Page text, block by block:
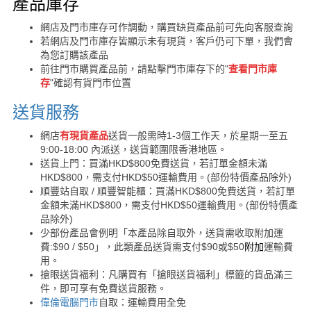
產品庫存
網店及門市庫存可作調動，購買缺貨產品前可先向客服查詢
若網店及門市庫存皆顯示未有現貨，客戶仍可下單，我們會
為您訂購該產品
前往門市購買產品前，請點擊門市庫存下的"查看門市庫
存"確認有貨門市位置
送貨服務
網店有現貨產品送貨一般需時1-3個工作天，於星期一至五
9:00-18:00 內派送，送貨範圍限香港地區。
送貨上門：買滿HKD$800免費送貨，若訂單金額未滿
HKD$800，需支付HKD$50運輸費用。(部份特價產品除外)
順豐站自取 / 順豐智能櫃：買滿HKD$800免費送貨，若訂單
金額未滿HKD$800，需支付HKD$50運輸費用。(部份特價產
品除外)
少部份產品會例明「本產品除自取外，送貨需收取附加運
費:$90 / $50」，此類產品送貨需支付$90或$50附加運輸費
用。
搶眼送貨福利：凡購買有「搶眼送貨福利」標籤的貨品滿三
件，即可享有免費送貨服務。
偉倫電腦門市自取：運輸費用全免